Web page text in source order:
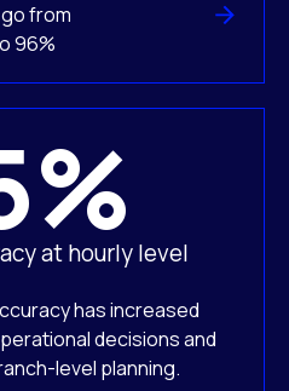
from
96%
at hourly level
has increased
decisions and
level planning.